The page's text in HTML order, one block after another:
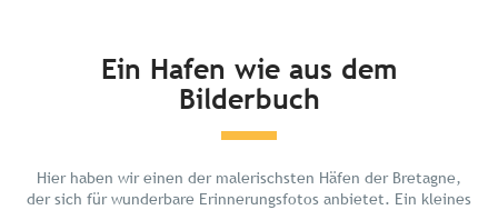
Planen Sie Ihren Urlaub
Ein Hafen wie aus dem
Bilderbuch
Hier haben wir einen der malerischsten Häfen der Bretagne,
der sich für wunderbare Erinnerungsfotos anbietet. Ein kleines